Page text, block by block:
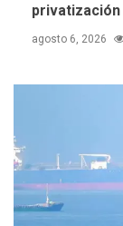
privatización
agosto 6, 2026